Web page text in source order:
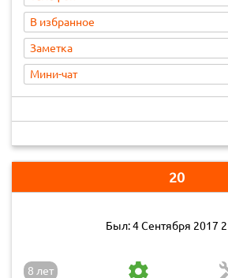
В избранное
Заметка
Мини-чат
20
Был: 4 Сентября 2017
8 лет